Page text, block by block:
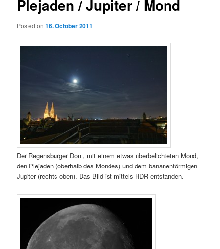
Plejaden / Jupiter / Mond
Posted on16. October 2011
Der Regensburger Dom, mit einem etwas überbelichteten Mond,
den Plejaden (oberhalb des Mondes) und dem bananenförmigen
Jupiter (rechts oben). Das Bild ist mittels HDR entstanden.